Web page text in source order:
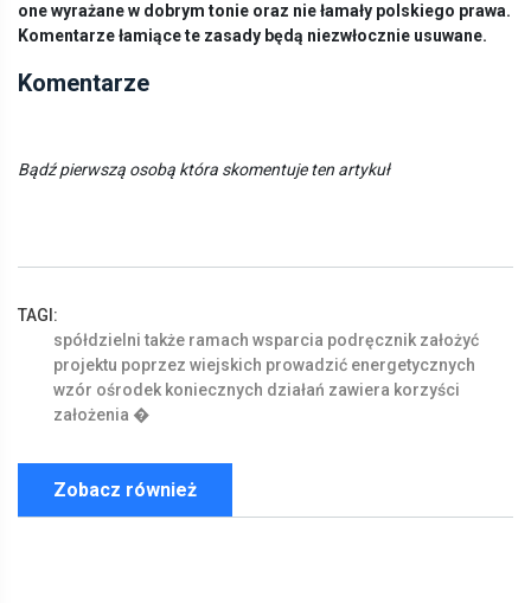
one wyrażane w dobrym tonie oraz nie łamały polskiego prawa.
Komentarze łamiące te zasady będą niezwłocznie usuwane.
Komentarze
Bądź pierwszą osobą która skomentuje ten artykuł
TAGI:
spółdzielni także ramach wsparcia podręcznik założyć
projektu poprzez wiejskich prowadzić energetycznych
wzór ośrodek koniecznych działań zawiera korzyści
założenia �
Zobacz również